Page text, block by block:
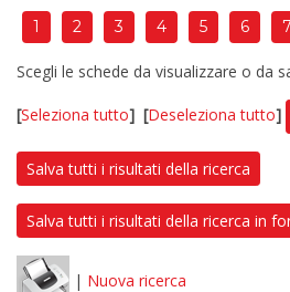
1 2 3 4 5 6 7
Scegli le schede da visualizzare o da
[Seleziona tutto] [Deseleziona tutto]
Salva tutti i risultati della ricerca
Salva tutti i risultati della ricerca in
| Nuova ricerca